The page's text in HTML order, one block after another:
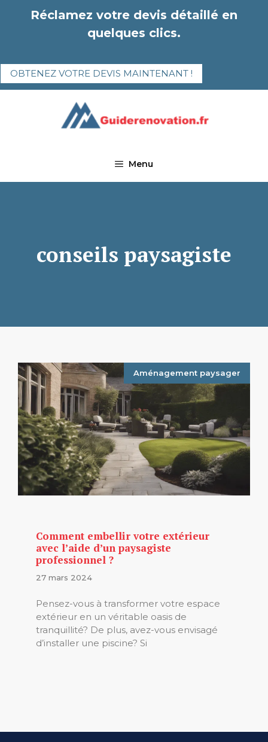
Réclamez votre devis détaillé en
quelques clics.
OBTENEZ VOTRE DEVIS MAINTENANT !
Menu
conseils paysagiste
Aménagement paysager
Comment embellir votre extérieur
avec l’aide d’un paysagiste
professionnel ?
27 mars 2024
Pensez-vous à transformer votre espace
extérieur en un véritable oasis de
tranquillité? De plus, avez-vous envisagé
d’installer une piscine? Si